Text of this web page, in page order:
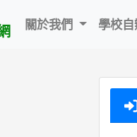
關於我們 學校